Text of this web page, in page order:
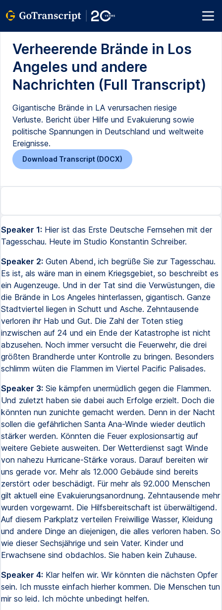
Verheerende Brände in Los
Angeles und andere
Nachrichten (Full Transcript)
Gigantische Brände in LA verursachen riesige
Verluste. Bericht über Hilfe und Evakuierung sowie
politische Spannungen in Deutschland und weltweite
Ereignisse.
Download Transcript (DOCX)
Speaker 1: Hier ist das Erste Deutsche Fernsehen mit der
Tagesschau. Heute im Studio Konstantin Schreiber.
Speaker 2: Guten Abend, ich begrüße Sie zur Tagesschau.
Es ist, als wäre man in einem Kriegsgebiet, so beschreibt es
ein Augenzeuge. Und in der Tat sind die Verwüstungen, die
die Brände in Los Angeles hinterlassen, gigantisch. Ganze
Stadtviertel liegen in Schutt und Asche. Zehntausende
verloren ihr Hab und Gut. Die Zahl der Toten stieg
inzwischen auf 24 und ein Ende der Katastrophe ist nicht
abzusehen. Noch immer versucht die Feuerwehr, die drei
größten Brandherde unter Kontrolle zu bringen. Besonders
schlimm wüten die Flammen im Viertel Pacific Palisades.
Speaker 3: Sie kämpfen unermüdlich gegen die Flammen.
Und zuletzt haben sie dabei auch Erfolge erzielt. Doch die
könnten nun zunichte gemacht werden. Denn in der Nacht
sollen die gefährlichen Santa Ana-Winde wieder deutlich
stärker werden. Könnten die Feuer explosionsartig auf
weitere Gebiete ausweiten. Der Wetterdienst sagt Winde
von nahezu Hurricane-Stärke voraus. Darauf bereiten wir
uns gerade vor. Mehr als 12.000 Gebäude sind bereits
zerstört oder beschädigt. Für mehr als 92.000 Menschen
gilt aktuell eine Evakuierungsanordnung. Zehntausende mehr
wurden vorgewarnt. Die Hilfsbereitschaft ist überwältigend.
Auf diesem Parkplatz verteilen Freiwillige Wasser, Kleidung
und andere Dinge an diejenigen, die alles verloren haben. So
wie dieser Sechsjährige und sein Vater. Kinder und
Erwachsene sind obdachlos. Sie haben kein Zuhause.
Speaker 4: Klar helfen wir. Wir könnten die nächsten Opfer
sein. Ich musste einfach hierher kommen. Die Menschen tun
mir so leid. Ich möchte unbedingt helfen.